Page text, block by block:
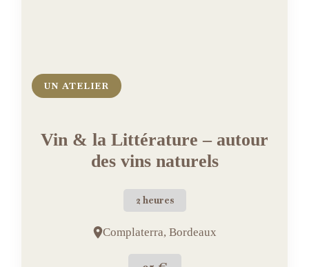
UN ATELIER
Vin & la Littérature – autour
des vins naturels
2 heures
Complaterra, Bordeaux